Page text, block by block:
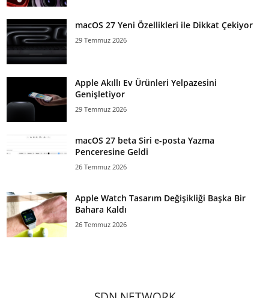
macOS 27 Yeni Özellikleri ile Dikkat Çekiyor
29 Temmuz 2026
Apple Akıllı Ev Ürünleri Yelpazesini
Genişletiyor
29 Temmuz 2026
macOS 27 beta Siri e-posta Yazma
Penceresine Geldi
26 Temmuz 2026
Apple Watch Tasarım Değişikliği Başka Bir
Bahara Kaldı
26 Temmuz 2026